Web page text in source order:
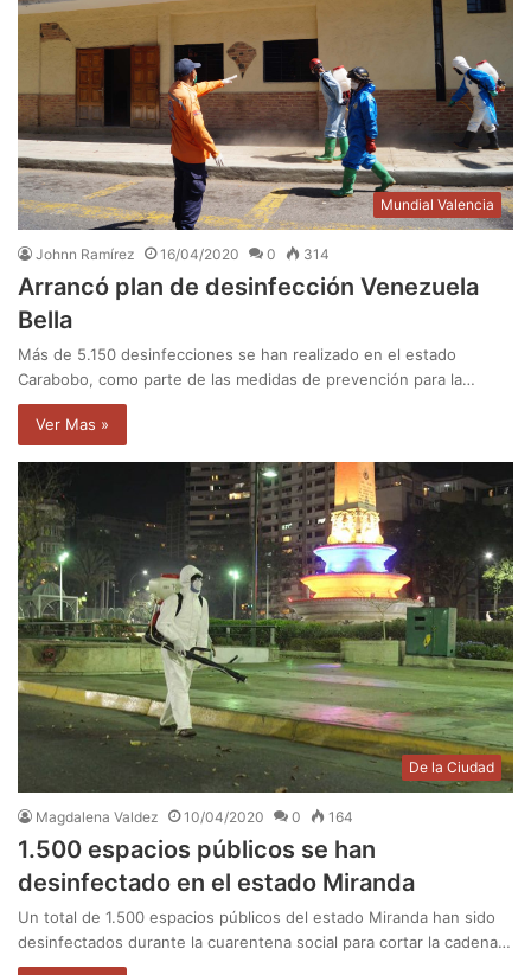
Mundial Valencia
Johnn Ramírez 16/04/2020 0 314
Arrancó plan de desinfección Venezuela
Bella
Más de 5.150 desinfecciones se han realizado en el estado
Carabobo, como parte de las medidas de prevención para la…
Ver Mas »
De la Ciudad
Magdalena Valdez 10/04/2020 0 164
1.500 espacios públicos se han
desinfectado en el estado Miranda
Un total de 1.500 espacios públicos del estado Miranda han sido
desinfectados durante la cuarentena social para cortar la cadena…